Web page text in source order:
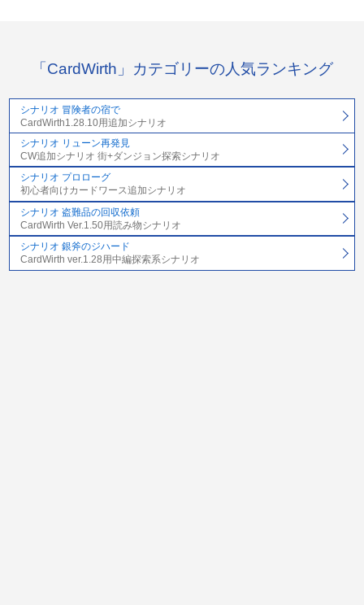
「CardWirth」カテゴリーの人気ランキング
シナリオ 冒険者の宿で
CardWirth1.28.10用追加シナリオ
シナリオ リューン再発見
CW追加シナリオ 街+ダンジョン探索シナリオ
シナリオ プロローグ
初心者向けカードワース追加シナリオ
シナリオ 盗難品の回収依頼
CardWirth Ver.1.50用読み物シナリオ
シナリオ 銀斧のジハード
CardWirth ver.1.28用中編探索系シナリオ